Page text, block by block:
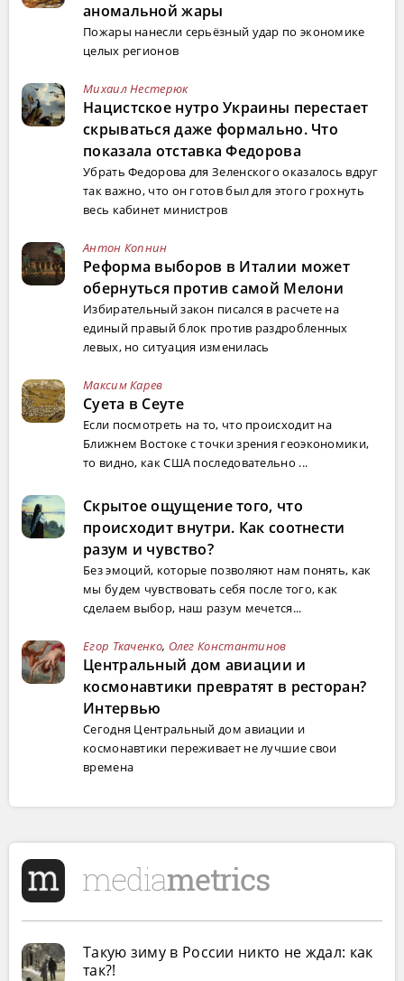
аномальной жары
Пожары нанесли серьёзный удар по экономике
целых регионов
Михаил Нестерюк
Нацистское нутро Украины перестает
скрываться даже формально. Что
показала отставка Федорова
Убрать Федорова для Зеленского оказалось вдруг
так важно, что он готов был для этого грохнуть
весь кабинет министров
Антон Копнин
Реформа выборов в Италии может
обернуться против самой Мелони
Избирательный закон писался в расчете на
единый правый блок против раздробленных
левых, но ситуация изменилась
Максим Карев
Суета в Сеуте
Если посмотреть на то, что происходит на
Ближнем Востоке с точки зрения геоэкономики,
то видно, как США последовательно ...
Скрытое ощущение того, что
происходит внутри. Как соотнести
разум и чувство?
Без эмоций, которые позволяют нам понять, как
мы будем чувствовать себя после того, как
сделаем выбор, наш разум мечется...
Егор Ткаченко, Олег Константинов
Центральный дом авиации и
космонавтики превратят в ресторан?
Интервью
Сегодня Центральный дом авиации и
космонавтики переживает не лучшие свои
времена
Такую зиму в России никто не ждал: как
так?!